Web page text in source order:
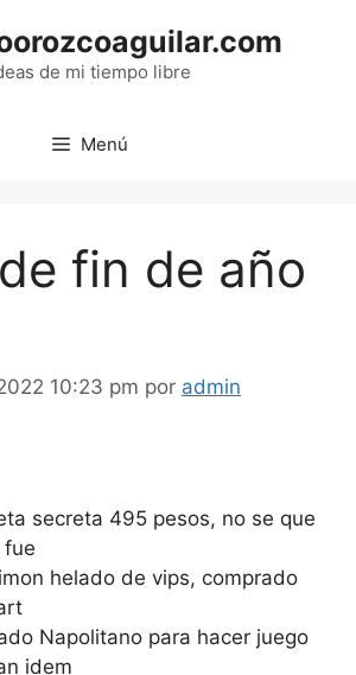
de mi tiempo libre
Menú
fin de año
10:23 pm por admin
secreta 495 pesos, no se que
fue
helado de vips, comprado
Napolitano para hacer juego
idem